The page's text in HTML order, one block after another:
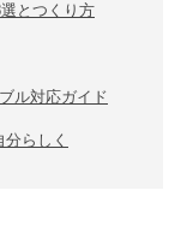
とつくり方
ル対応ガイド
らしく